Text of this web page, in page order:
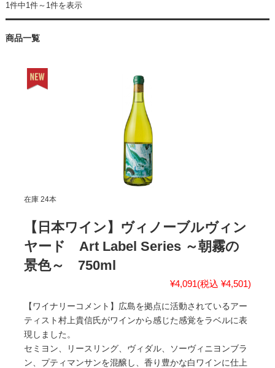
1件中1件～1件を表示
商品一覧
在庫 24本
【日本ワイン】ヴィノーブルヴィン
ヤード Art Label Series ～朝霧の
景色～ 750ml
¥4,091(税込 ¥4,501)
【ワイナリーコメント】広島を拠点に活動されているアー
ティスト村上貴信氏がワインから感じた感覚をラベルに表
現しました。
セミヨン、リースリング、ヴィダル、ソーヴィニヨンブラ
ン、プティマンサンを混醸し、香り豊かな白ワインに仕上